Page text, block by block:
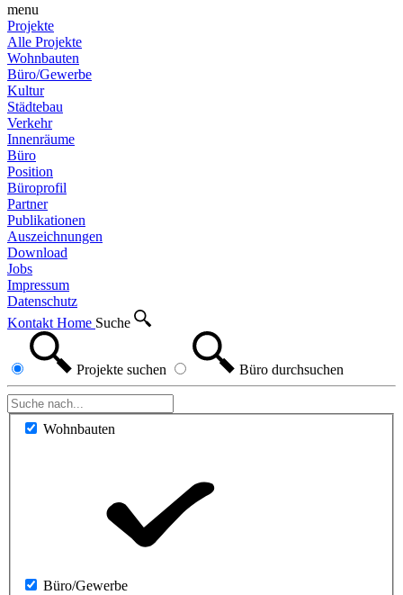
menu
Projekte
Alle Projekte
Wohnbauten
Büro/Gewerbe
Kultur
Städtebau
Verkehr
Innenräume
Büro
Position
Büroprofil
Partner
Publikationen
Auszeichnungen
Download
Jobs
Impressum
Datenschutz
Kontakt Home Suche
Projekte suchen Büro durchsuchen
Wohnbauten
Büro/Gewerbe